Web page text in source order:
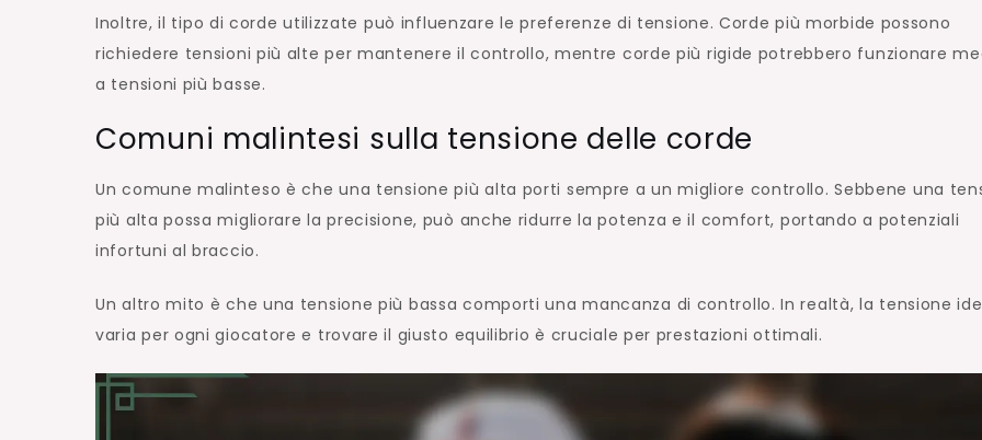
Inoltre, il tipo di corde utilizzate può influenzare le preferenze di tensione. Corde più morbide possono
richiedere tensioni più alte per mantenere il controllo, mentre corde più rigide potrebbero funzionare
a tensioni più basse.
Comuni malintesi sulla tensione delle corde
Un comune malinteso è che una tensione più alta porti sempre a un migliore controllo. Sebbene una
più alta possa migliorare la precisione, può anche ridurre la potenza e il comfort, portando a potenziali
infortuni al braccio.
Un altro mito è che una tensione più bassa comporti una mancanza di controllo. In realtà, la tensione
varia per ogni giocatore e trovare il giusto equilibrio è cruciale per prestazioni ottimali.